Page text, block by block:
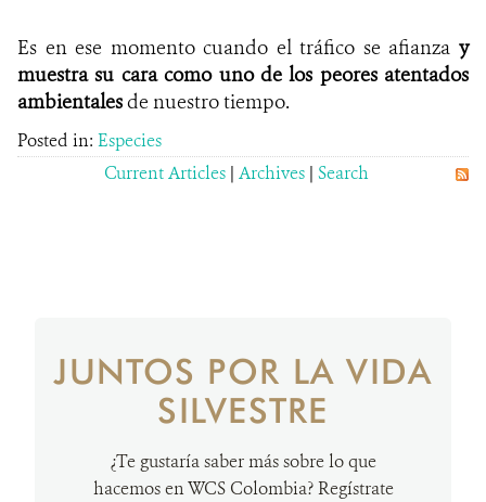
Es en ese momento cuando el tráfico se afianza y
muestra su cara como uno de los peores atentados
ambientalesde nuestro tiempo.
Posted in: Especies
Current Articles | Archives | Search
JUNTOS POR LA VIDA
SILVESTRE
¿Te gustaría saber más sobre lo que
hacemos en WCS Colombia? Regístrate